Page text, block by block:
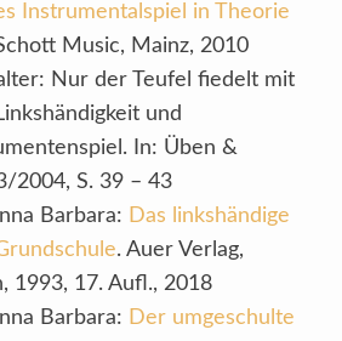
Instrumentalspiel in Theorie
Music, Mainz, 2010
Nur der Teufel fiedelt mit
und
In: Üben &
2004, S. 39 – 43
Barbara: Das linkshändige
. Auer Verlag,
1993, 17. Aufl., 2018
Barbara: Der umgeschulte